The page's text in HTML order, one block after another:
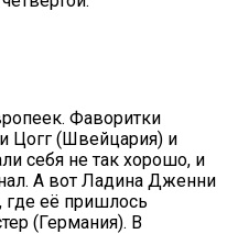
Фаворитки
Цогг (Швейцария) и
себя не так хорошо, и
А вот Ладина Дженни
её пришлось
(Германия). В